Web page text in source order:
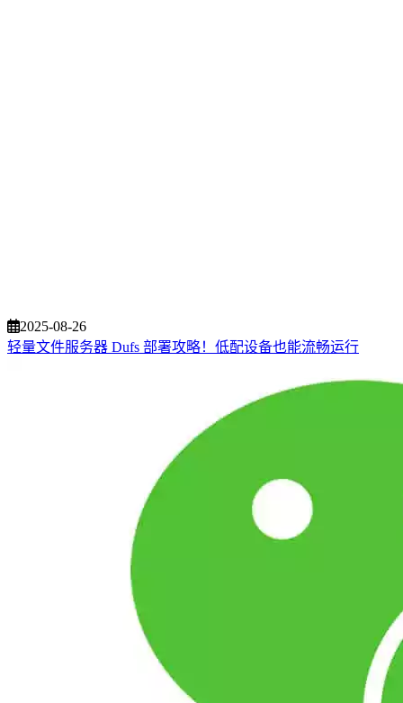
2025-08-26
轻量文件服务器 Dufs 部署攻略！低配设备也能流畅运行